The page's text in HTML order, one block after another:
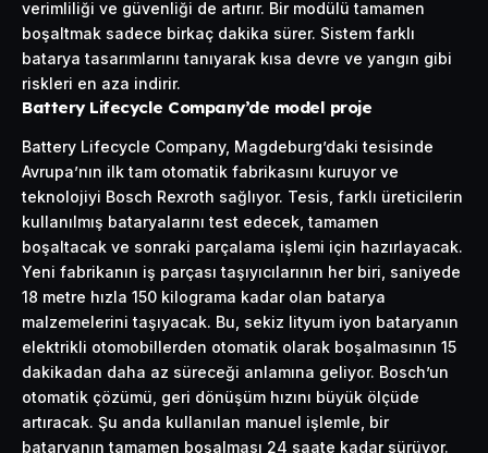
verimliliği ve güvenliği de artırır. Bir modülü tamamen
boşaltmak sadece birkaç dakika sürer. Sistem farklı
batarya tasarımlarını tanıyarak kısa devre ve yangın gibi
riskleri en aza indirir.
Battery Lifecycle Company’de model proje
Battery Lifecycle Company, Magdeburg’daki tesisinde
Avrupa’nın ilk tam otomatik fabrikasını kuruyor ve
teknolojiyi Bosch Rexroth sağlıyor. Tesis, farklı üreticilerin
kullanılmış bataryalarını test edecek, tamamen
boşaltacak ve sonraki parçalama işlemi için hazırlayacak.
Yeni fabrikanın iş parçası taşıyıcılarının her biri, saniyede
18 metre hızla 150 kilograma kadar olan batarya
malzemelerini taşıyacak. Bu, sekiz lityum iyon bataryanın
elektrikli otomobillerden otomatik olarak boşalmasının 15
dakikadan daha az süreceği anlamına geliyor. Bosch’un
otomatik çözümü, geri dönüşüm hızını büyük ölçüde
artıracak. Şu anda kullanılan manuel işlemle, bir
bataryanın tamamen boşalması 24 saate kadar sürüyor.